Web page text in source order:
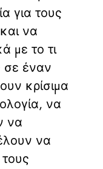
για τους
να
με το τι
σε έναν
κρίσιμα
να
να
να